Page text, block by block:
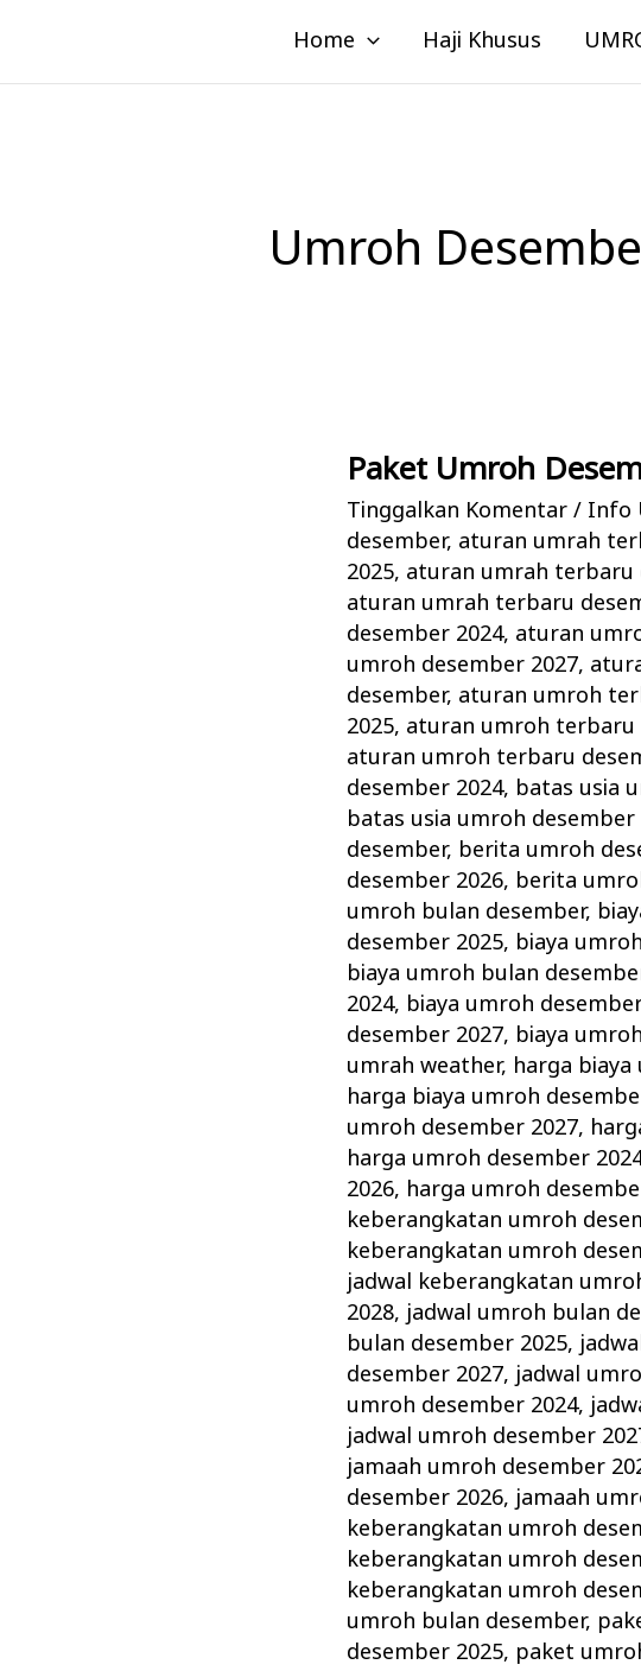
konten
Home Haji Khusus
Umroh
Paket Umroh
Tinggalkan Komentar / Info
desember, aturan umrah
2025, aturan umrah terbaru
aturan umrah terbaru
desember 2024, aturan
umroh desember 2027,
desember, aturan umroh
2025, aturan umroh terbaru
aturan umroh terbaru
desember 2024, batas usia
batas usia umroh desember
desember, berita umroh
desember 2026, berita
umroh bulan desember,
desember 2025, biaya
biaya umroh bulan
2024, biaya umroh
desember 2027, biaya
umrah weather, harga
harga biaya umroh
umroh desember 2027,
harga umroh desember
2026, harga umroh
keberangkatan umroh
keberangkatan umroh
jadwal keberangkatan
2028, jadwal umroh bulan
bulan desember 2025,
desember 2027, jadwal
umroh desember 2024,
jadwal umroh desember
jamaah umroh desember
desember 2026, jamaah
keberangkatan umroh
keberangkatan umroh
keberangkatan umroh
umroh bulan desember,
desember 2025, paket
Paket
Umroh
Desember
Akhir
Tahun
Terbaik
dan
Terpercaya